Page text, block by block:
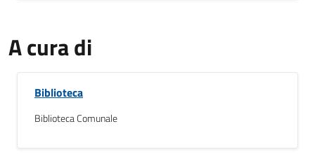
A cura di
Biblioteca
Biblioteca Comunale